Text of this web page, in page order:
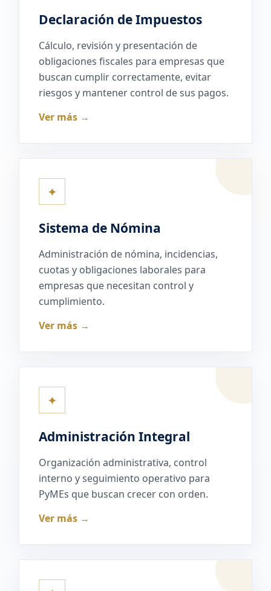
Declaración de Impuestos
Cálculo, revisión y presentación de
obligaciones fiscales para empresas que
buscan cumplir correctamente, evitar
riesgos y mantener control de sus pagos.
Ver más →
✦
Sistema de Nómina
Administración de nómina, incidencias,
cuotas y obligaciones laborales para
empresas que necesitan control y
cumplimiento.
Ver más →
✦
Administración Integral
Organización administrativa, control
interno y seguimiento operativo para
PyMEs que buscan crecer con orden.
Ver más →